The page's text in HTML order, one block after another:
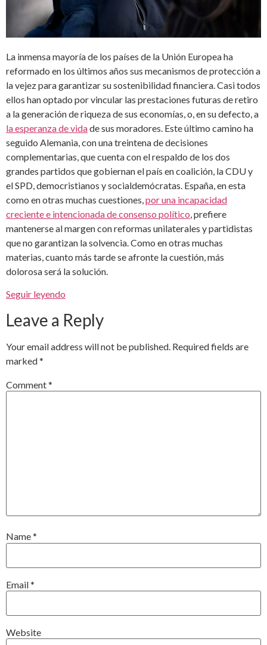
La inmensa mayoría de los países de la Unión Europea ha
reformado en los últimos años sus mecanismos de protección a
la vejez para garantizar su sostenibilidad financiera. Casi todos
ellos han optado por vincular las prestaciones futuras de retiro
a la generación de riqueza de sus economías, o, en su defecto, a
la esperanza de vidade sus moradores. Este último camino ha
seguido Alemania, con una treintena de decisiones
complementarias, que cuenta con el respaldo de los dos
grandes partidos que gobiernan el país en coalición, la CDU y
el SPD, democristianos y socialdemócratas. España, en esta
como en otras muchas cuestiones,por una incapacidad
creciente e intencionada de consenso político, prefiere
mantenerse al margen con reformas unilaterales y partidistas
que no garantizan la solvencia. Como en otras muchas
materias, cuanto más tarde se afronte la cuestión, más
dolorosa será la solución.
Seguir leyendo
Leave a Reply
Your email address will not be published. Required fields are
marked*
Comment*
Name*
Email*
Website